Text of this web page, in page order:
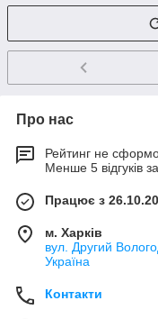
Про нас
Рейтинг не
Менше 5 відгуків
Працює з
м. Харків
вул. Другий
Україна
Контакти